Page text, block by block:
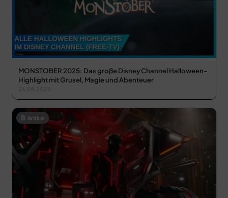
MONSTOBER 2025: Das große Disney Channel Halloween-
Highlight mit Grusel, Magie und Abenteuer
26.08.2025
Artikel